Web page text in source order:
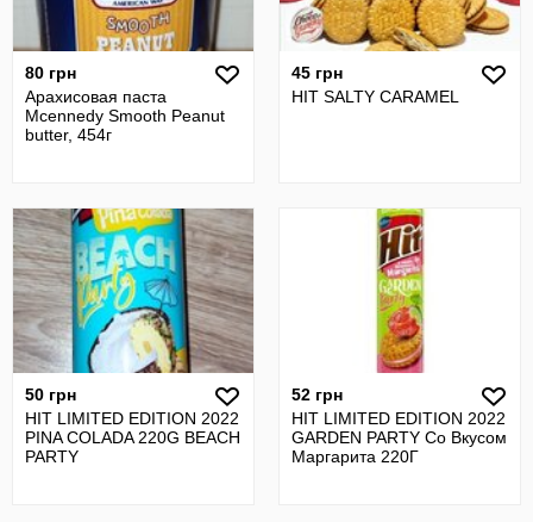
80 грн
Арахисовая паста
Mcennedy Smooth Peanut
butter, 454г
45 грн
HIT SALTY CARAMEL
50 грн
HIT LIMITED EDITION 2022
PINA COLADA 220G BEACH
PARTY
52 грн
HIT LIMITED EDITION 2022
GARDEN PARTY Со Вкусом
Маргарита 220Г